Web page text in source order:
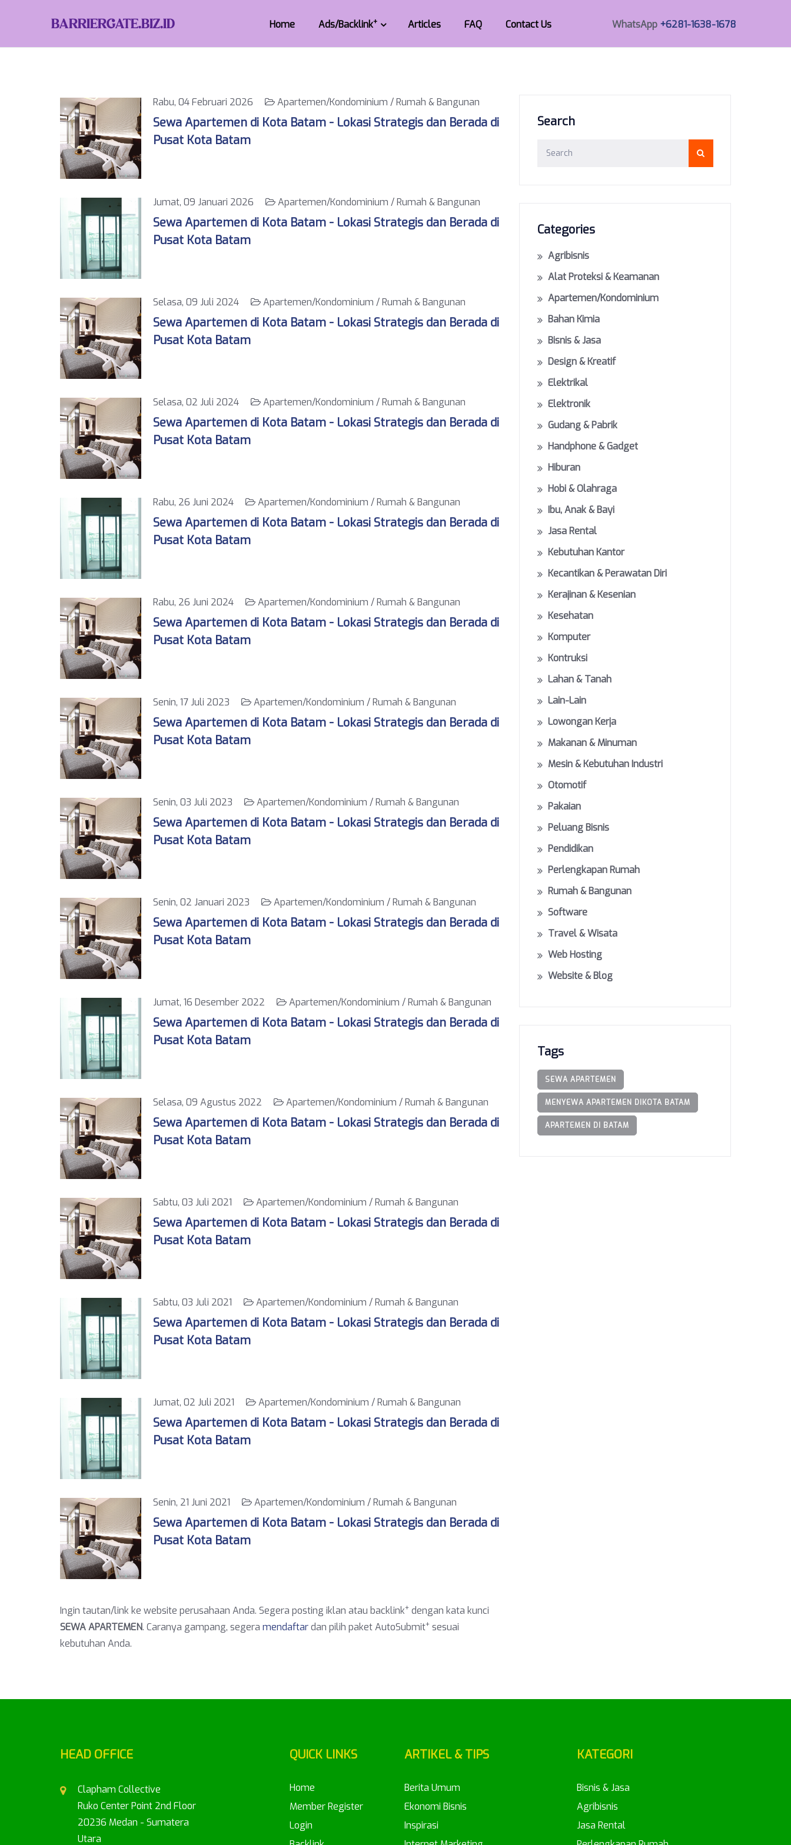
Home Ads/Backlink+ Articles FAQ Contact Us WhatsApp +6281-1638-1678
Rabu, 04 Februari 2026 Apartemen/Kondominium / Rumah & Bangunan
Sewa Apartemen di Kota Batam - Lokasi Strategis dan Berada di
Pusat Kota Batam
Jumat, 09 Januari 2026 Apartemen/Kondominium / Rumah & Bangunan
Sewa Apartemen di Kota Batam - Lokasi Strategis dan Berada di
Pusat Kota Batam
Selasa, 09 Juli 2024 Apartemen/Kondominium / Rumah & Bangunan
Sewa Apartemen di Kota Batam - Lokasi Strategis dan Berada di
Pusat Kota Batam
Selasa, 02 Juli 2024 Apartemen/Kondominium / Rumah & Bangunan
Sewa Apartemen di Kota Batam - Lokasi Strategis dan Berada di
Pusat Kota Batam
Rabu, 26 Juni 2024 Apartemen/Kondominium / Rumah & Bangunan
Sewa Apartemen di Kota Batam - Lokasi Strategis dan Berada di
Pusat Kota Batam
Rabu, 26 Juni 2024 Apartemen/Kondominium / Rumah & Bangunan
Sewa Apartemen di Kota Batam - Lokasi Strategis dan Berada di
Pusat Kota Batam
Senin, 17 Juli 2023 Apartemen/Kondominium / Rumah & Bangunan
Sewa Apartemen di Kota Batam - Lokasi Strategis dan Berada di
Pusat Kota Batam
Senin, 03 Juli 2023 Apartemen/Kondominium / Rumah & Bangunan
Sewa Apartemen di Kota Batam - Lokasi Strategis dan Berada di
Pusat Kota Batam
Senin, 02 Januari 2023 Apartemen/Kondominium / Rumah & Bangunan
Sewa Apartemen di Kota Batam - Lokasi Strategis dan Berada di
Pusat Kota Batam
Jumat, 16 Desember 2022 Apartemen/Kondominium / Rumah & Bangunan
Sewa Apartemen di Kota Batam - Lokasi Strategis dan Berada di
Pusat Kota Batam
Selasa, 09 Agustus 2022 Apartemen/Kondominium / Rumah & Bangunan
Sewa Apartemen di Kota Batam - Lokasi Strategis dan Berada di
Pusat Kota Batam
Sabtu, 03 Juli 2021 Apartemen/Kondominium / Rumah & Bangunan
Sewa Apartemen di Kota Batam - Lokasi Strategis dan Berada di
Pusat Kota Batam
Sabtu, 03 Juli 2021 Apartemen/Kondominium / Rumah & Bangunan
Sewa Apartemen di Kota Batam - Lokasi Strategis dan Berada di
Pusat Kota Batam
Jumat, 02 Juli 2021 Apartemen/Kondominium / Rumah & Bangunan
Sewa Apartemen di Kota Batam - Lokasi Strategis dan Berada di
Pusat Kota Batam
Senin, 21 Juni 2021 Apartemen/Kondominium / Rumah & Bangunan
Sewa Apartemen di Kota Batam - Lokasi Strategis dan Berada di
Pusat Kota Batam
Ingin tautan/link ke website perusahaan Anda. Segera posting iklan atau backlink+ dengan kata kunci
SEWA APARTEMEN. Caranya gampang, segera mendaftardan pilih paket AutoSubmit+ sesuai
kebutuhan Anda.
Search
Categories
Agribisnis
Alat Proteksi & Keamanan
Apartemen/Kondominium
Bahan Kimia
Bisnis & Jasa
Design & Kreatif
Elektrikal
Elektronik
Gudang & Pabrik
Handphone & Gadget
Hiburan
Hobi & Olahraga
Ibu, Anak & Bayi
Jasa Rental
Kebutuhan Kantor
Kecantikan & Perawatan Diri
Kerajinan & Kesenian
Kesehatan
Komputer
Kontruksi
Lahan & Tanah
Lain-Lain
Lowongan Kerja
Makanan & Minuman
Mesin & Kebutuhan Industri
Otomotif
Pakaian
Peluang Bisnis
Pendidikan
Perlengkapan Rumah
Rumah & Bangunan
Software
Travel & Wisata
Web Hosting
Website & Blog
Tags
SEWA APARTEMEN
MENYEWA APARTEMEN DIKOTA BATAM
APARTEMEN DI BATAM
HEAD OFFICE
Clapham Collective
Ruko Center Point 2nd Floor
20236 Medan - Sumatera
Utara
QUICK LINKS
Home
Member Register
Login
ARTIKEL & TIPS
Berita Umum
Ekonomi Bisnis
Inspirasi
KATEGORI
Bisnis & Jasa
Agribisnis
Jasa Rental